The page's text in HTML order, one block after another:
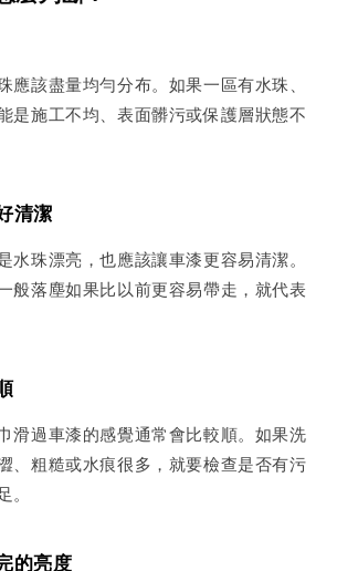
應該盡量均勻分布。如果一區有水珠、
是施工不均、表面髒污或保護層狀態不
清潔
水珠漂亮，也應該讓車漆更容易清潔。
般落塵如果比以前更容易帶走，就代表
滑過車漆的感覺通常會比較順。如果洗
、粗糙或水痕很多，就要檢查是否有污
的亮度